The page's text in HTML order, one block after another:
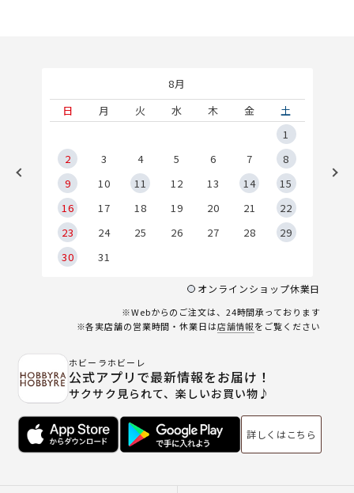
8月
日
月 火 水 木 金
土
1
2
3 4 5 6 7
8
9
10 11 12 13 14
15
16
17 18 19 20 21
22
23
24 25 26 27 28
29
30
31
オンラインショップ休業日
※Webからのご注文は、24時間承っております
※各実店舗の営業時間・休業日は店舗情報をご覧ください
ホビーラホビーレ
公式アプリで最新情報をお届け！
サクサク見られて、楽しいお買い物♪
詳しくはこちら